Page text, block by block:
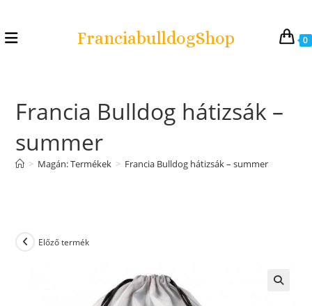
FranciabulldogShop 0
Francia Bulldog hátizsák –
summer
> Magán: Termékek > Francia Bulldog hátizsák – summer
Előző termék